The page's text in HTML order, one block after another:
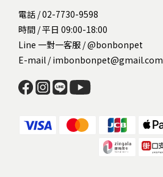
電話 / 02-7730-9598
時間 / 平日 09:00-18:00
Line 一對一客服 /@bonbonpet
E-mail / imbonbonpet@gmail.com